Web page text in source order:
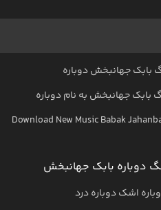
بابک جهانبخش دوباره
بابک جهانبخش به نامدوباره
Download New MusicBabak
دوباره بابک جهانبخش
اشک دوباره درد